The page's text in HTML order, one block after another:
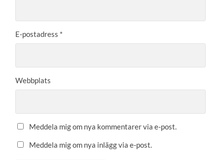
E-postadress *
Webbplats
Meddela mig om nya kommentarer via e-post.
Meddela mig om nya inlägg via e-post.